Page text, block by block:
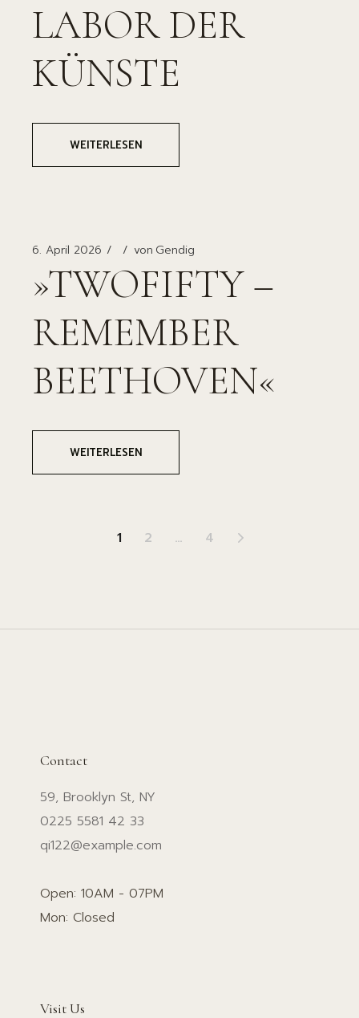
LABOR DER
KÜNSTE
WEITERLESEN
6. April 2026 von Gendig
»TWOFIFTY –
REMEMBER
BEETHOVEN«
WEITERLESEN
Beiträge
1 2 … 4
Contact
59, Brooklyn St, NY
0225 5581 42 33
qi122@example.com
Open: 10AM - 07PM
Mon: Closed
Visit Us